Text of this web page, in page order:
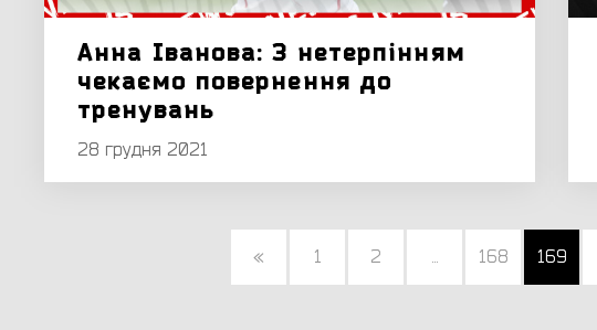
Анна Іванова: З нетерпінням
чекаємо повернення до
тренувань
28 грудня 2021
« 1 2 ... 168 169